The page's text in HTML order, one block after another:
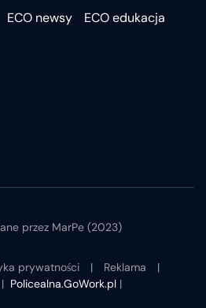
ECO newsy ECO edukacja
przez MarPe (2023)
prywatności | Reklama |
Policealna.GoWork.pl |